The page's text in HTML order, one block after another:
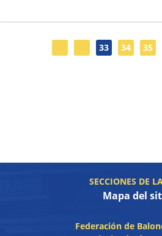
33 34 35
SECCIONES DE
Mapa del
Federación de